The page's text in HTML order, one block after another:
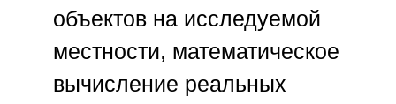
объектов на исследуемой
местности, математическое
вычисление реальных